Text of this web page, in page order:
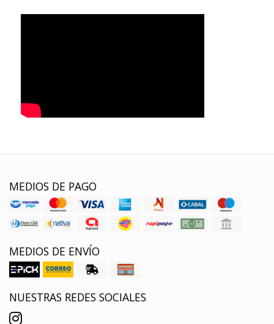
MEDIOS DE PAGO
MEDIOS DE ENVÍO
NUESTRAS REDES SOCIALES